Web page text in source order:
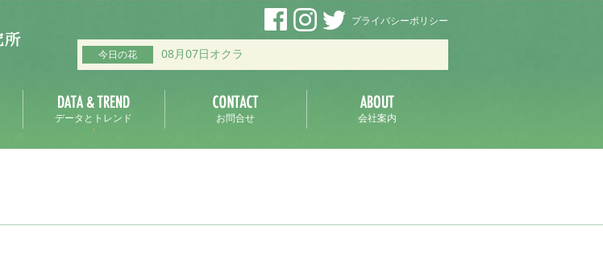
プライバシーポリシー
今日の花 08月07日オクラ
データとトレンド お問合せ 会社案内